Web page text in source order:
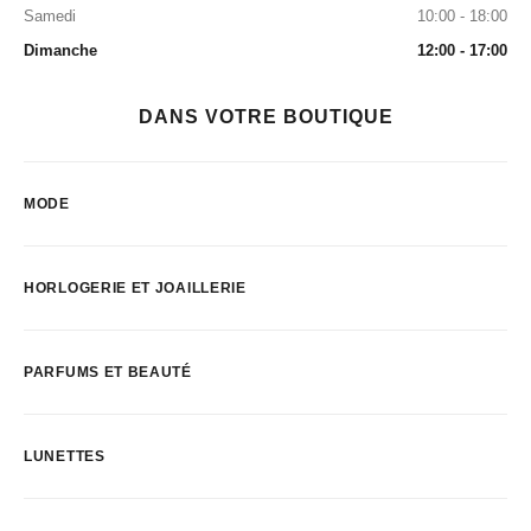
Samedi
10:00 - 18:00
Dimanche
12:00 - 17:00
DANS VOTRE BOUTIQUE
MODE
HORLOGERIE ET JOAILLERIE
PARFUMS ET BEAUTÉ
LUNETTES